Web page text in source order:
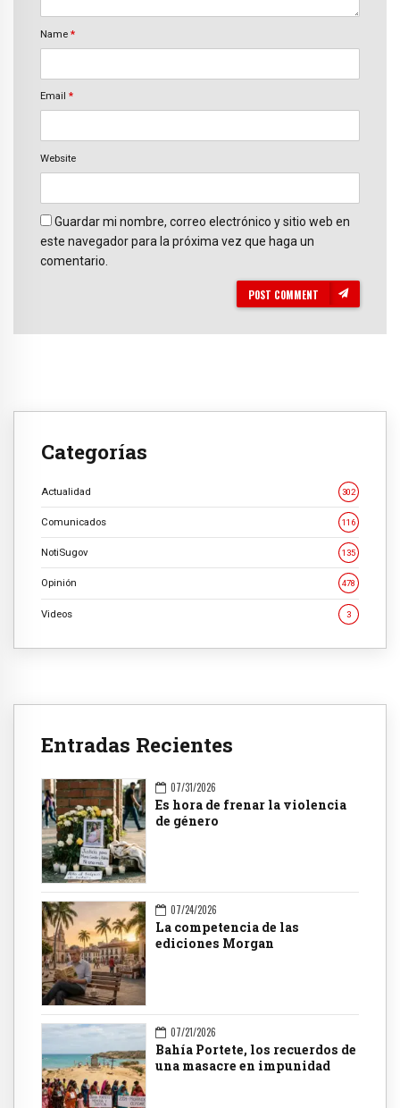
Name *
Email *
Website
Guardar mi nombre, correo electrónico y sitio web en
este navegador para la próxima vez que haga un
comentario.
POST COMMENT
Categorías
Actualidad 302
Comunicados 116
NotiSugov 135
Opinión 478
Videos 3
Entradas Recientes
07/31/2026
Es hora de frenar la violencia
de género
07/24/2026
La competencia de las
ediciones Morgan
07/21/2026
Bahía Portete, los recuerdos de
una masacre en impunidad